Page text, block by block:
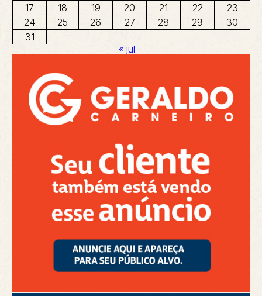
17 18 19 20 21 22
23
24
25 26 27 28 29
30
31
« jul